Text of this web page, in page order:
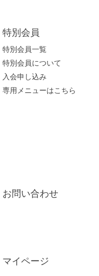
特別会員
特別会員一覧
特別会員について
入会申し込み
専用メニューはこちら
お問い合わせ
マイページ